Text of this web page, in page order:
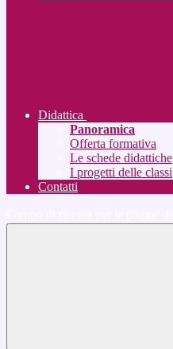
Didattica
Panoramica
Offerta formativa
Le schede didattiche
I progetti delle classi
Contatti